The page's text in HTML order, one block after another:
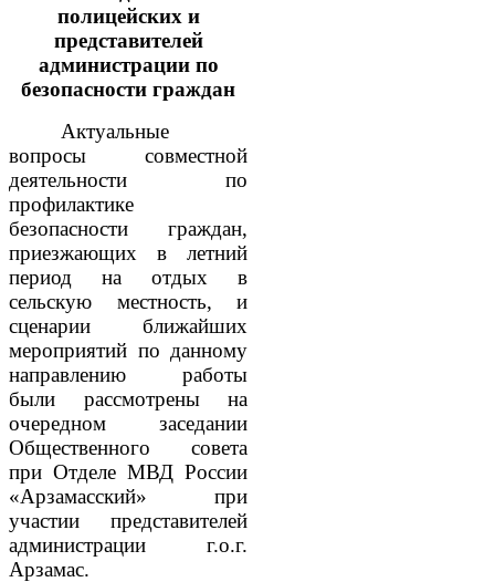
полицейских и
представителей
администрации по
безопасности граждан
Актуальные
вопросы совместной
деятельности по
профилактике
безопасности граждан,
приезжающих в летний
период на отдых в
сельскую местность, и
сценарии ближайших
мероприятий по данному
направлению работы
были рассмотрены на
очередном заседании
Общественного совета
при Отделе МВД России
«Арзамасский» при
участии представителей
администрации г.о.г.
Арзамас.